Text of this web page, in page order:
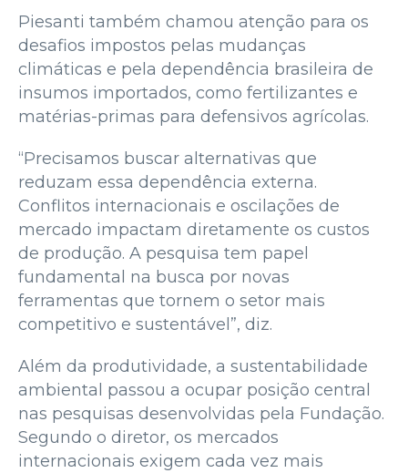
Piesanti também chamou atenção para os
desafios impostos pelas mudanças
climáticas e pela dependência brasileira de
insumos importados, como fertilizantes e
matérias-primas para defensivos agrícolas.
“Precisamos buscar alternativas que
reduzam essa dependência externa.
Conflitos internacionais e oscilações de
mercado impactam diretamente os custos
de produção. A pesquisa tem papel
fundamental na busca por novas
ferramentas que tornem o setor mais
competitivo e sustentável”, diz.
Além da produtividade, a sustentabilidade
ambiental passou a ocupar posição central
nas pesquisas desenvolvidas pela Fundação.
Segundo o diretor, os mercados
internacionais exigem cada vez mais